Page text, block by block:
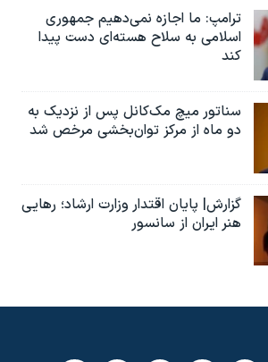
ترامپ: ما اجازه نمی‌دهیم جمهوری
اسلامی به سلاح هسته‌ای دست پیدا
کند
سناتور میچ مک‌کانل پس از نزدیک به
دو ماه از مرکز توان‌بخشی مرخص شد
گزارش| پایان اقتدار وزارت ارشاد؛ رهایی
هنر ایران از سانسور